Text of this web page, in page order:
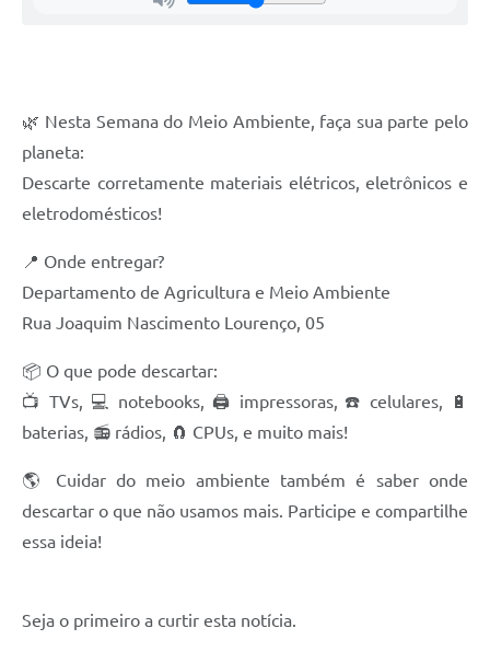
🌿 Nesta Semana do Meio Ambiente, faça sua parte pelo
planeta:
Descarte corretamente materiais elétricos, eletrônicos e
eletrodomésticos!
📍 Onde entregar?
Departamento de Agricultura e Meio Ambiente
Rua Joaquim Nascimento Lourenço, 05
📦 O que pode descartar:
📺 TVs, 💻 notebooks, 🖨️ impressoras, ☎️ celulares, 🔋
baterias, 📻 rádios, 🧲 CPUs, e muito mais!
🌎 Cuidar do meio ambiente também é saber onde
descartar o que não usamos mais. Participe e compartilhe
essa ideia!
Seja o primeiro a curtir esta notícia.